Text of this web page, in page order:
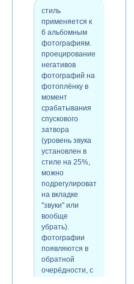
скрытый
текст:
скрытого текста
чтобы увидеть
зарегистрируйтесь
теги: стиль proshow
producer
скрытый
текст:
для просмотра
скрытого текста
-
Зарегистрируйтесь,
чтобы увидеть
ссылкиили
зарегистрируйтесь
стиль
применяется к
6 альбомным
фотографиям.
проецирование
негативов
фотографий на
фотоплёнку в
момент
срабатывания
спускового
затвора
(уровень звука
установлен в
стиле на 25%,
можно
подрегулировать
на вкладке
"звуки" или
вообще
убрать).
фотографии
появляются в
обратной
очерёдности, с